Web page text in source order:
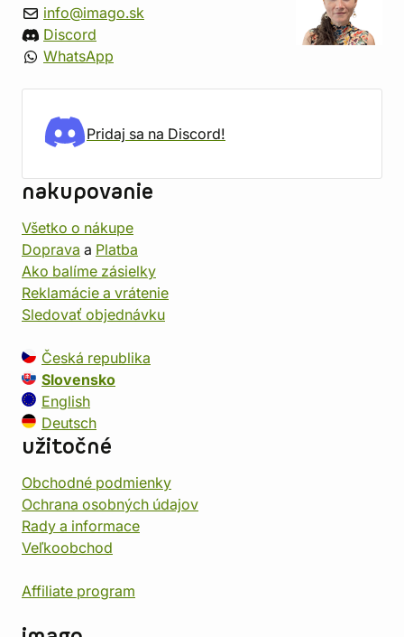
info@imago.sk
Discord
WhatsApp
Pridaj sa na Discord!
nakupovanie
Všetko o nákupe
Doprava a Platba
Ako balíme zásielky
Reklamácie a vrátenie
Sledovať objednávku
Česká republika
Slovensko
English
Deutsch
užitočné
Obchodné podmienky
Ochrana osobných údajov
Rady a informace
Veľkoobchod
Affiliate program